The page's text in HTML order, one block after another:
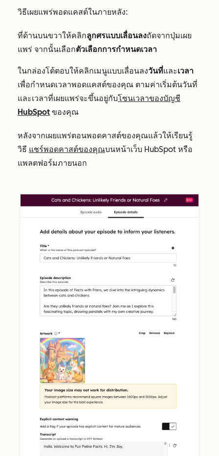
วิธีเผยแพร่พอดแคสต์ในภายหลัง:
ที่ด้านบนขวาให้คลิกลูกศรแบบเลื่อนลงถัดจากปุ่มเผย
แพร่ จากนั้นเลือกตัวเลือกการกำหนดเวลา
ในกล่องโต้ตอบให้คลิกเมนูแบบเลื่อนลงวันที่และเวลา
เพื่อกำหนดเวลาพอดแคสต์ของคุณ ตามค่าเริ่มต้นวันที่
และเวลาที่เผยแพร่จะขึ้นอยู่กับโซนเวลาของบัญชี
HubSpot ของคุณ
หลังจากเผยแพร่ตอนพอดคาสต์ของคุณแล้วให้เรียนรู้
วิธี แชร์พอดคาสต์ของคุณบนหน้าเว็บ HubSpot หรือ
แพลตฟอร์มภายนอก